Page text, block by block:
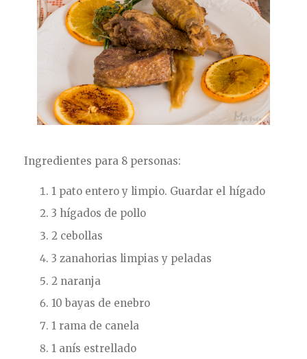
Ingredientes para 8 personas:
1 pato entero y limpio. Guardar el hígado
3 hígados de pollo
2 cebollas
3 zanahorias limpias y peladas
2 naranja
10 bayas de enebro
1 rama de canela
1 anís estrellado